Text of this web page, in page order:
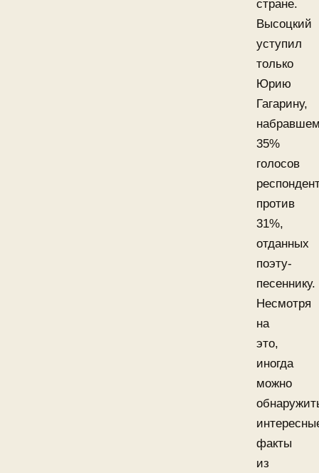
стране.
Высоцкий
уступил
только
Юрию
Гагарину,
35%
голосов
против
31%,
отданных
поэту-
песеннику.
Несмотря
на
это,
иногда
можно
факты
из